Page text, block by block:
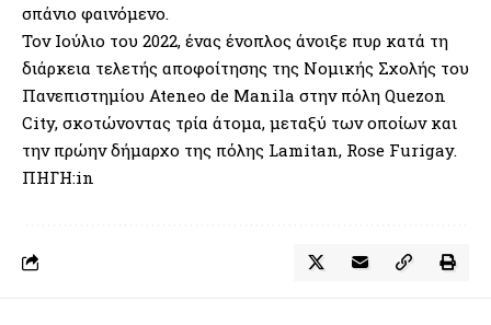
σπάνιο φαινόμενο.
Τον Ιούλιο του 2022, ένας ένοπλος άνοιξε πυρ κατά τη
διάρκεια τελετής αποφοίτησης της Νομικής Σχολής του
Πανεπιστημίου Ateneo de Manila στην πόλη Quezon
City, σκοτώνοντας τρία άτομα, μεταξύ των οποίων και
την πρώην δήμαρχο της πόλης Lamitan, Rose Furigay.
ΠΗΓΗ:in